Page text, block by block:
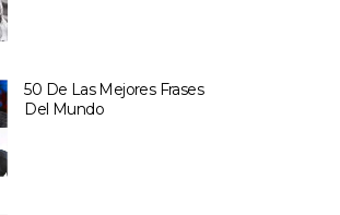
50 De Las Mejores Frases
Del Mundo